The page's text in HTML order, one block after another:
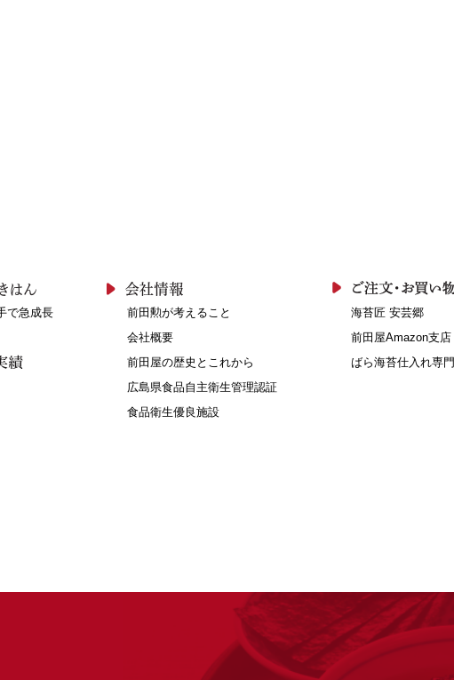
で急成長
前田勲が考えること
会社概要
前田屋の歴史とこれから
広島県食品自主衛生管理認証
食品衛生優良施設
海苔匠 安芸郷
前田屋Amazon支店
ばら海苔仕入れ専門